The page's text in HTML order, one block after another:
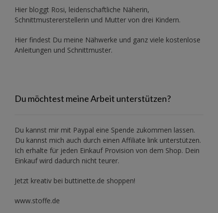
Hier bloggt Rosi, leidenschaftliche Näherin,
Schnittmustererstellerin und Mutter von drei Kindern.
Hier findest Du meine Nähwerke und ganz viele kostenlose
Anleitungen und Schnittmuster.
Du möchtest meine Arbeit unterstützen?
Du kannst mir mit Paypal eine Spende zukommen lassen.
Du kannst mich auch durch einen Affiliate link unterstützen.
Ich erhalte für jeden Einkauf Provision von dem Shop. Dein
Einkauf wird dadurch nicht teurer.
Jetzt kreativ bei buttinette.de shoppen!
www.stoffe.de